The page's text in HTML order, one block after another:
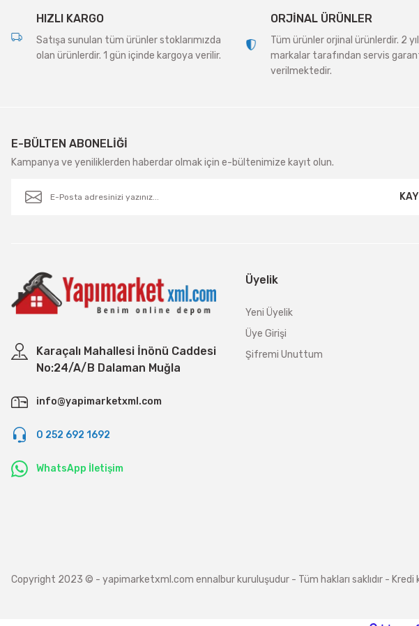
HIZLI KARGO
Satışa sunulan tüm ürünler stoklarımızda
olan ürünlerdir. 1 gün içinde kargoya verilir.
ORJİNAL ÜRÜNLER
Tüm ürünler orjinal ürünlerdir. 2 yıl
markalar tarafından servis
verilmektedir.
E-BÜLTEN ABONELİĞİ
Kampanya ve yeniliklerden haberdar olmak için e-bültenimize kayıt olun.
Karaçalı Mahallesi İnönü Caddesi
No:24/A/B Dalaman Muğla
info@yapimarketxml.com
0 252 692 1692
WhatsApp İletişim
Üyelik
Yeni Üyelik
Üye Girişi
Şifremi Unuttum
Copyright 2023 © - yapimarketxml.com ennalbur kuruluşudur - Tüm hakları saklıdır - Kredi